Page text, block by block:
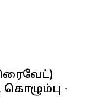
கொழும்பு -